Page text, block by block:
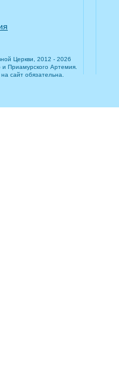
Церкви, 2012 - 2026
Приамурского Артемия.
сайт обязательна.